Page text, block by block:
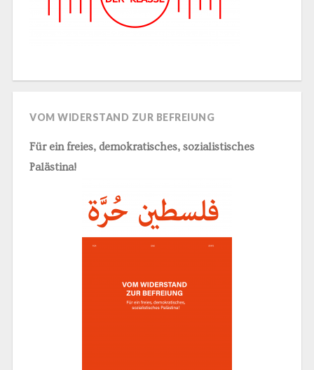
VOM WIDERSTAND ZUR BEFREIUNG
Für ein freies, demokratisches, sozialistisches
Palästina!